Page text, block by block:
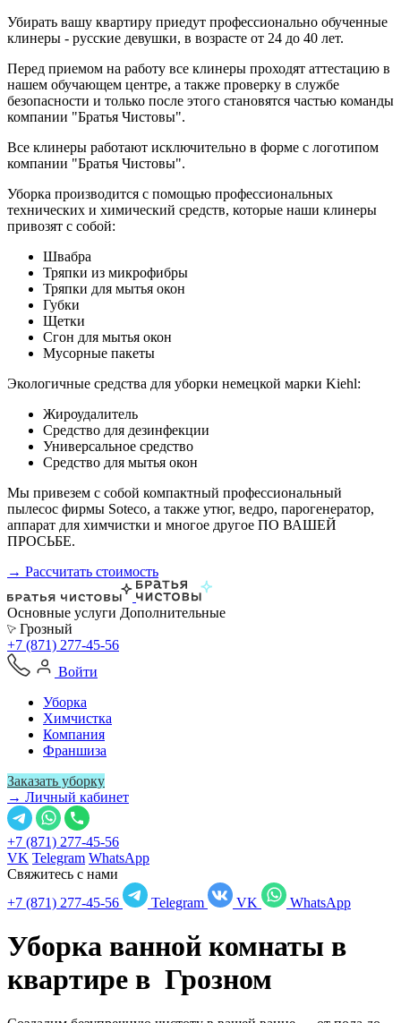
Убирать вашу квартиру приедут профессионально обученные
клинеры - русские девушки, в возрасте от 24 до 40 лет.
Перед приемом на работу все клинеры проходят аттестацию в
нашем обучающем центре, а также проверку в службе
безопасности и только после этого становятся частью команды
компании "Братья Чистовы".
Все клинеры работают исключительно в форме с логотипом
компании "Братья Чистовы".
Уборка производится с помощью профессиональных
технических и химический средств, которые наши клинеры
привозят с собой:
Швабра
Тряпки из микрофибры
Тряпки для мытья окон
Губки
Щетки
Сгон для мытья окон
Мусорные пакеты
Экологичные средства для уборки немецкой марки Kiehl:
Жироудалитель
Средство для дезинфекции
Универсальное средство
Средство для мытья окон
Мы привезем с собой компактный профессиональный
пылесос фирмы Soteco, а также утюг, ведро, парогенератор,
аппарат для химчистки и многое другое ПО ВАШЕЙ
ПРОСЬБЕ.
→ Рассчитать стоимость
Основные услуги Дополнительные
Грозный
+7 (871) 277-45-56
Войти
Уборка
Химчистка
Компания
Франшиза
Заказать уборку
→ Личный кабинет
+7 (871) 277-45-56
VK Telegram WhatsApp
Свяжитесь с нами
+7 (871) 277-45-56
Telegram VK WhatsApp
Уборка ванной комнаты в
квартире в Грозном